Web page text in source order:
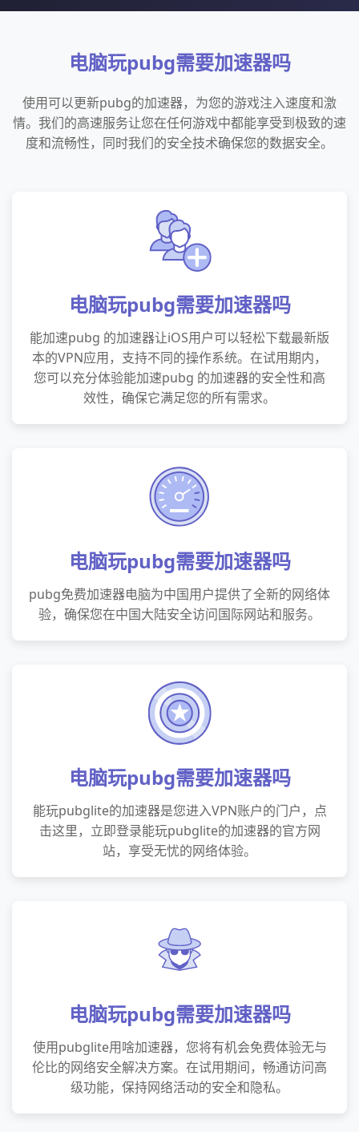
电脑玩pubg需要加速器吗
使用可以更新pubg的加速器，为您的游戏注入速度和激
情。我们的高速服务让您在任何游戏中都能享受到极致的速
度和流畅性，同时我们的安全技术确保您的数据安全。
电脑玩pubg需要加速器吗
能加速pubg 的加速器让iOS用户可以轻松下载最新版
本的VPN应用，支持不同的操作系统。在试用期内，
您可以充分体验能加速pubg 的加速器的安全性和高
效性，确保它满足您的所有需求。
电脑玩pubg需要加速器吗
pubg免费加速器电脑为中国用户提供了全新的网络体
验，确保您在中国大陆安全访问国际网站和服务。
电脑玩pubg需要加速器吗
能玩pubglite的加速器是您进入VPN账户的门户，点
击这里，立即登录能玩pubglite的加速器的官方网
站，享受无忧的网络体验。
电脑玩pubg需要加速器吗
使用pubglite用啥加速器，您将有机会免费体验无与
伦比的网络安全解决方案。在试用期间，畅通访问高
级功能，保持网络活动的安全和隐私。